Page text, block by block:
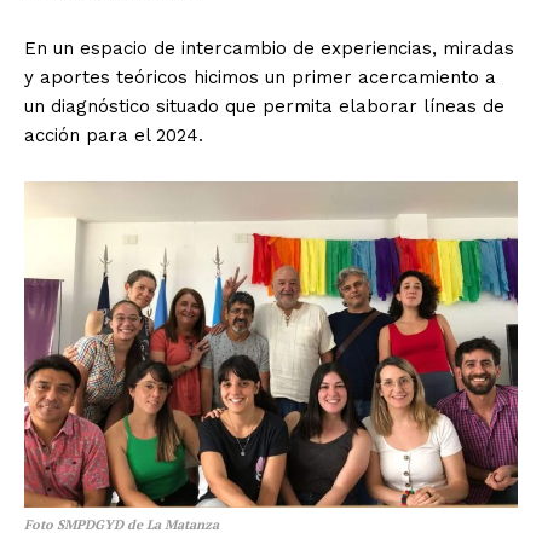
En un espacio de intercambio de experiencias, miradas
y aportes teóricos hicimos un primer acercamiento a
un diagnóstico situado que permita elaborar líneas de
acción para el 2024.
Foto SMPDGYD de La Matanza